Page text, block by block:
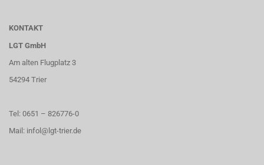
KONTAKT
LGT GmbH
Am alten Flugplatz 3
54294 Trier
Tel: 0651 – 826776-0
Mail: infol@lgt-trier.de